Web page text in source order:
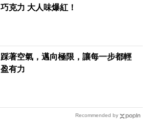
巧克力 大人味爆紅！
踩著空氣，邁向極限，讓每一步都輕
盈有力
Recommended by